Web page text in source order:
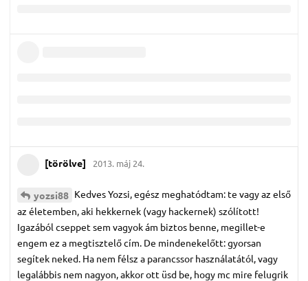
[törölve] 2013. máj 24.
yozsi88 Kedves Yozsi, egész meghatódtam: te vagy az első
az életemben, aki hekkernek (vagy hackernek) szólított!
Igazából cseppet sem vagyok ám biztos benne, megillet-e
engem ez a megtisztelő cím. De mindenekelőtt: gyorsan
segítek neked. Ha nem félsz a parancssor használatától, vagy
legalábbis nem nagyon, akkor ott üsd be, hogy mc mire felugrik